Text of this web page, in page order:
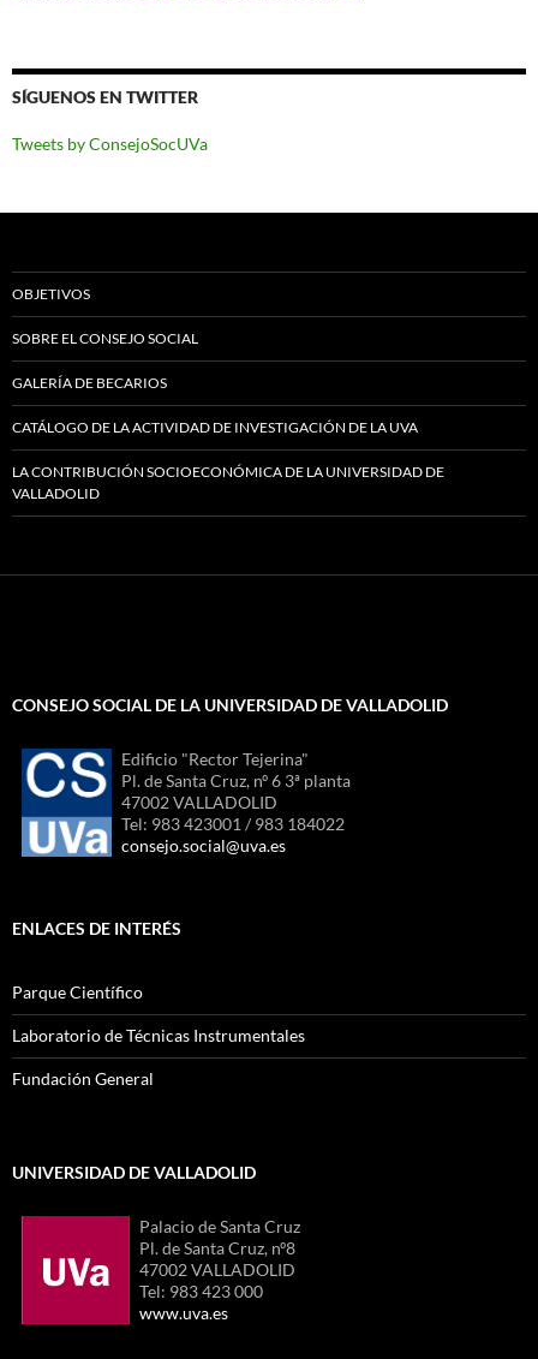
SÍGUENOS EN TWITTER
Tweets by ConsejoSocUVa
OBJETIVOS
SOBRE EL CONSEJO SOCIAL
GALERÍA DE BECARIOS
CATÁLOGO DE LA ACTIVIDAD DE INVESTIGACIÓN DE LA UVA
LA CONTRIBUCIÓN SOCIOECONÓMICA DE LA UNIVERSIDAD DE
VALLADOLID
CONSEJO SOCIAL DE LA UNIVERSIDAD DE VALLADOLID
Edificio "Rector Tejerina"
Pl. de Santa Cruz, nº 6 3ª planta
47002 VALLADOLID
Tel: 983 423001 / 983 184022
consejo.social@uva.es
ENLACES DE INTERÉS
Parque Científico
Laboratorio de Técnicas Instrumentales
Fundación General
UNIVERSIDAD DE VALLADOLID
Palacio de Santa Cruz
Pl. de Santa Cruz, nº8
47002 VALLADOLID
Tel: 983 423 000
www.uva.es